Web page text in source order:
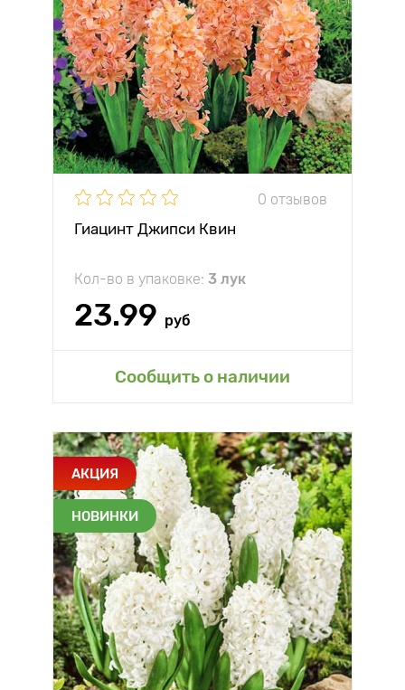
0 отзывов
Гиацинт Джипси Квин
Кол-во в упаковке: 3 лук
23.99 руб
Сообщить о наличии
АКЦИЯ
НОВИНКИ